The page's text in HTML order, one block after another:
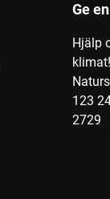
Ge
Hjälp
123
2729